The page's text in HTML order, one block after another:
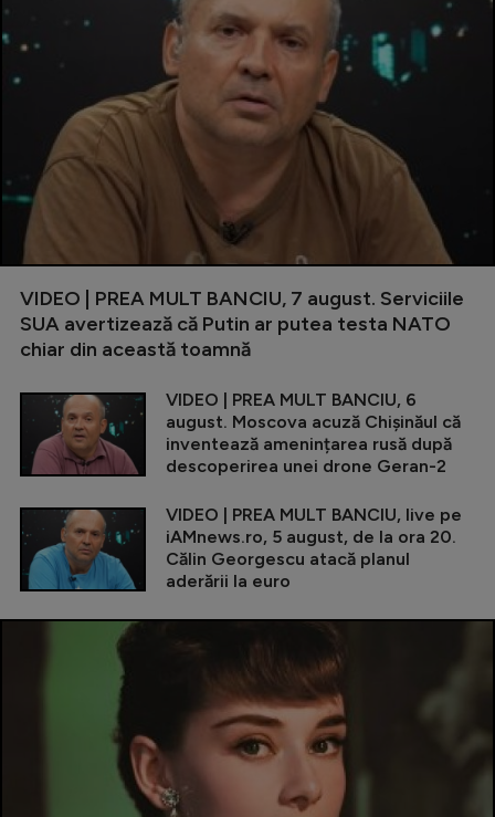
VIDEO | PREA MULT BANCIU, 7 august. Serviciile
SUA avertizează că Putin ar putea testa NATO
chiar din această toamnă
VIDEO | PREA MULT BANCIU, 6
august. Moscova acuză Chișinăul că
inventează amenințarea rusă după
descoperirea unei drone Geran-2
VIDEO | PREA MULT BANCIU, live pe
iAMnews.ro, 5 august, de la ora 20.
Călin Georgescu atacă planul
aderării la euro